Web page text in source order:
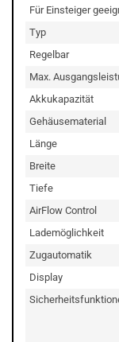
Für Einsteiger
Typ
Regelbar
Max.
Akkukapazität
Gehäusematerial
Länge
Breite
Tiefe
AirFlow Control
Lademöglichkeit
Zugautomatik
Display